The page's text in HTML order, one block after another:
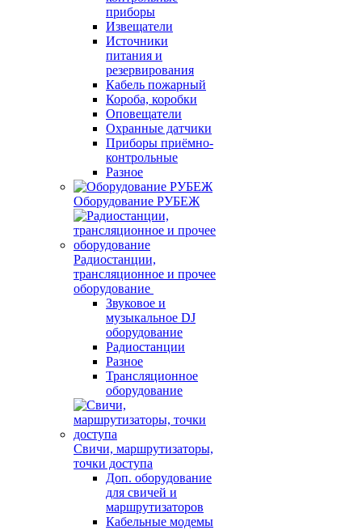
приборы
Извещатели
Источники
питания и
резервирования
Кабель пожарный
Короба, коробки
Оповещатели
Охранные датчики
Приборы приёмно-
контрольные
Разное
Оборудование РУБЕЖ
Радиостанции,
трансляционное и прочее
оборудование
Звуковое и
музыкальное DJ
оборудование
Радиостанции
Разное
Трансляционное
оборудование
Свичи, маршрутизаторы,
точки доступа
Доп. оборудование
для свичей и
маршрутизаторов
Кабельные модемы